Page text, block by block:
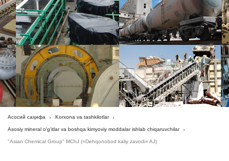
Асосий саҳифа Korxona va tashkilotlar
Asosiy mineral o'g'itlar va boshqa kimyoviy moddalar ishlab chiqaruvchilar
"Asian Chemical Group" MChJ («Dehqonobod kaliy zavodi» AJ)